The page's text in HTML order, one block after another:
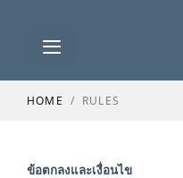
HOME RULES
ข้อตกลงและเงื่อนไข